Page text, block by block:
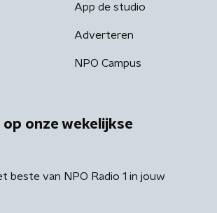
App de studio
Adverteren
NPO Campus
op onze wekelijkse
beste van NPO Radio 1 in jouw